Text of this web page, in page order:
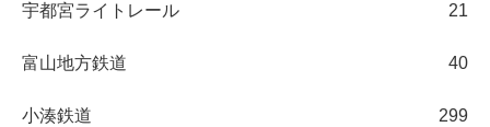
宇都宮ライトレール 21
富山地方鉄道 40
小湊鉄道 299